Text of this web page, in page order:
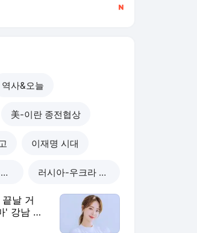
역사&오늘
美-이란 종전협상
이재명 시대
지구촌 화제의 뉴스 러시아-우크라 전쟁
날 거
' 강남 경
정황